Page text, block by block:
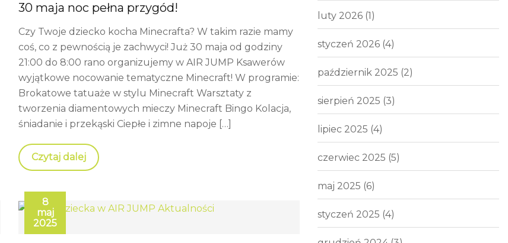
30 maja noc pełna przygód!
Czy Twoje dziecko kocha Minecrafta? W takim razie mamy
coś, co z pewnością je zachwyci! Już 30 maja od godziny
21:00 do 8:00 rano organizujemy w AIR JUMP Ksawerów
wyjątkowe nocowanie tematyczne Minecraft! W programie:
Brokatowe tatuaże w stylu Minecraft Warsztaty z
tworzenia diamentowych mieczy Minecraft Bingo Kolacja,
śniadanie i przekąski Ciepłe i zimne napoje […]
Czytaj dalej
8
maj
2025
luty 2026 (1)
styczeń 2026 (4)
październik 2025 (2)
sierpień 2025 (3)
lipiec 2025 (4)
czerwiec 2025 (5)
maj 2025 (6)
styczeń 2025 (4)